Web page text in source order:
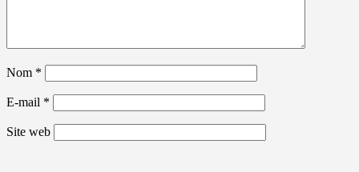
Nom *
E-mail *
Site web